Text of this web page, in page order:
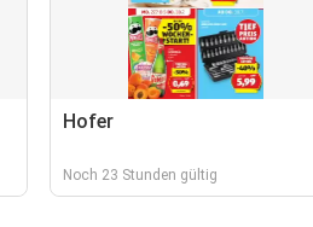
Hofer
Noch 23 Stunden gültig